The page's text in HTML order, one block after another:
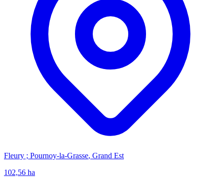
Fleury ; Pournoy-la-Grasse, Grand Est
102,56 ha